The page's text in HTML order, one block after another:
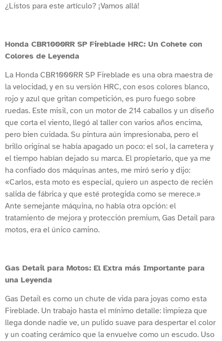
¿Listos para este artículo? ¡Vamos allá!
Honda CBR1000RR SP Fireblade HRC: Un Cohete con
Colores de Leyenda
La Honda CBR1000RR SP Fireblade es una obra maestra de
la velocidad, y en su versión HRC, con esos colores blanco,
rojo y azul que gritan competición, es puro fuego sobre
ruedas. Este misil, con un motor de 214 caballos y un diseño
que corta el viento, llegó al taller con varios años encima,
pero bien cuidada. Su pintura aún impresionaba, pero el
brillo original se había apagado un poco: el sol, la carretera y
el tiempo habían dejado su marca. El propietario, que ya me
ha confiado dos máquinas antes, me miró serio y dijo:
«Carlos, esta moto es especial, quiero un aspecto de recién
salida de fábrica y que esté protegida como se merece.»
Ante semejante máquina, no había otra opción: el
tratamiento de mejora y protección premium, Gas Detail para
motos, era el único camino.
Gas Detail para Motos: El Extra más Importante para
una Leyenda
Gas Detail es como un chute de vida para joyas como esta
Fireblade. Un trabajo hasta el mínimo detalle: limpieza que
llega donde nadie ve, un pulido suave para despertar el color
y un coating cerámico que la envuelve como un escudo. Uso